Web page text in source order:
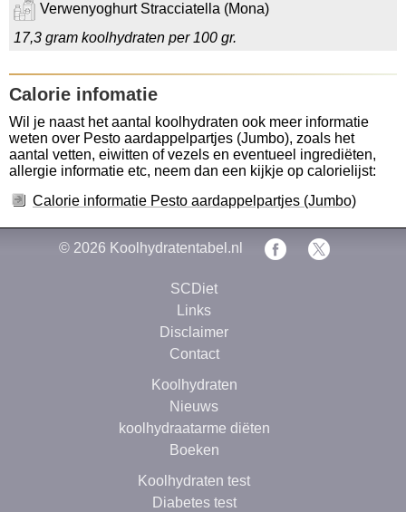
Verwenyoghurt Stracciatella (Mona)
17,3 gram koolhydraten per 100 gr.
Calorie infomatie
Wil je naast het aantal koolhydraten ook meer informatie
weten over Pesto aardappelpartjes (Jumbo), zoals het
aantal vetten, eiwitten of vezels en eventueel ingrediëten,
allergie informatie etc, neem dan een kijkje op calorielijst:
Calorie informatie Pesto aardappelpartjes (Jumbo)
© 2026 Koolhydratentabel.nl
SCDiet
Links
Disclaimer
Contact
Koolhydraten
Nieuws
koolhydraatarme diëten
Boeken
Koolhydraten test
Diabetes test